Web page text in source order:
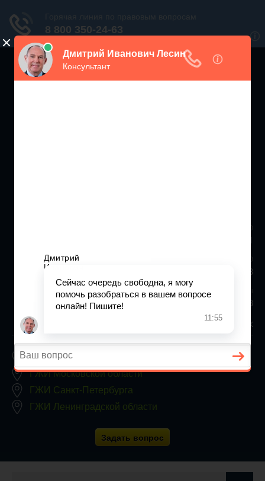
Москва и МО
+7 (499) 938-86-71
Санкт-Петербург и ЛО
+7 (812) 467-34-68
8 800 350 24 63
Заявки принимаются круглосуточно, без выходных
ГЖИ Москвы
ГЖИ Московской области
ГЖИ Санкт-Петербурга
ГЖИ Ленинградской области
Задать вопрос